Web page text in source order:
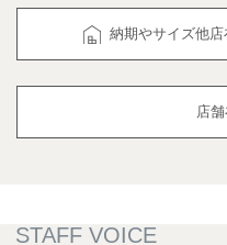
納期やサイズ他
店